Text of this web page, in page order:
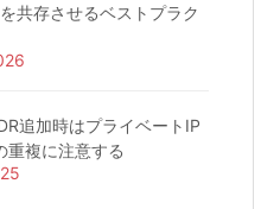
共存させるベストプラク
追加時はプライベートIP
重複に注意する